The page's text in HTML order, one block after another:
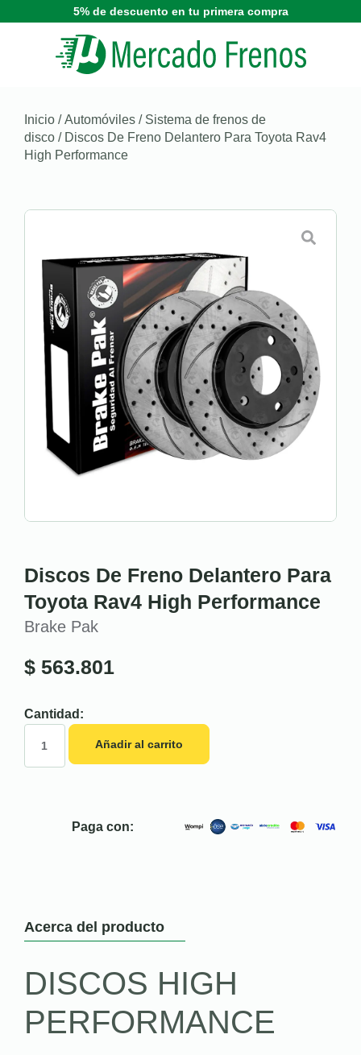
5% de descuento en tu primera compra
Inicio /Automóviles / Sistema de frenos de
disco / Discos De Freno Delantero Para Toyota Rav4
High Performance
Discos De Freno Delantero Para
Toyota Rav4 High Performance
Brake Pak
$ 563.801
Cantidad:
Añadir al carrito
Paga con:
Acerca del producto
DISCOS HIGH
PERFORMANCE